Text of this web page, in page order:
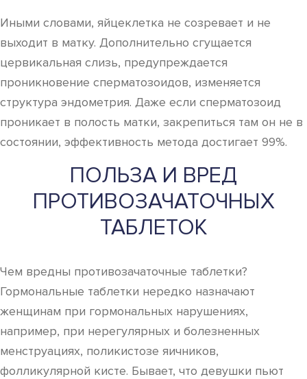
Иными словами, яйцеклетка не созревает и не
выходит в матку. Дополнительно сгущается
цервикальная слизь, предупреждается
проникновение сперматозоидов, изменяется
структура эндометрия. Даже если сперматозоид
проникает в полость матки, закрепиться там он не в
состоянии, эффективность метода достигает 99%.
ПОЛЬЗА И ВРЕД
ПРОТИВОЗАЧАТОЧНЫХ
ТАБЛЕТОК
Чем вредны противозачаточные таблетки?
Гормональные таблетки нередко назначают
женщинам при гормональных нарушениях,
например, при нерегулярных и болезненных
менструациях, поликистозе яичников,
фолликулярной кисте. Бывает, что девушки пьют